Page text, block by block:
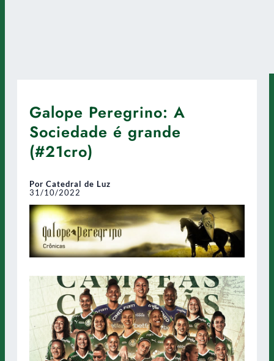
Galope Peregrino: A
Sociedade é grande
(#21cro)
Por Catedral de Luz
31/10/2022